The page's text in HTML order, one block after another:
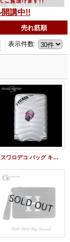
講中!!
売れ筋順
表示件数:
スワロデコ バッグ キャリーバック スワロフスキー